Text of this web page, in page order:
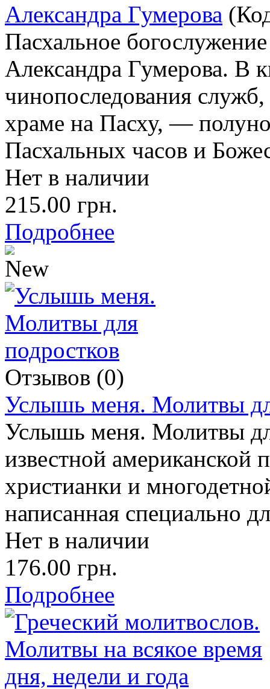
Александра Гумерова
Пасхальное
Александра Гумерова. В
чинопоследования
храме на Пасху, —
Пасхальных часов и
Нет в наличии
215.00 грн.
Подробнее
Отзывов (0)
Услышь меня. Молитвы
Услышь меня. Молитвы
известной американской
христианки и
написанная специально
Нет в наличии
176.00 грн.
Подробнее